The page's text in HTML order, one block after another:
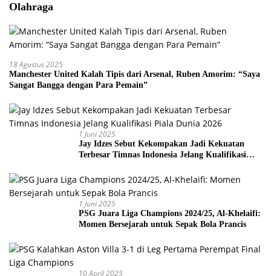
Olahraga
18 Agustus 2025
Manchester United Kalah Tipis dari Arsenal, Ruben Amorim: “Saya
Sangat Bangga dengan Para Pemain”
1 Juni 2025
Jay Idzes Sebut Kekompakan Jadi Kekuatan
Terbesar Timnas Indonesia Jelang Kualifikasi
1 Juni 2025
PSG Juara Liga Champions 2024/25, Al-Khelaifi:
Momen Bersejarah untuk Sepak Bola Prancis
10 April 2025